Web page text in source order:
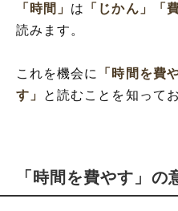
「時間」 は 「じかん」 「
読みます。
これを機会に 「時間を費
す」
と読むことを知って
「時間を費やす」の